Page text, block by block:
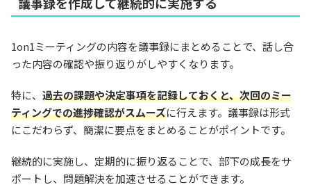
1on1ミーティングの内容を議事録にまとめることで、話し合
った内容の確認や振り返りがしやすくなります。
特に、 過去の課題や決定事項を記録しておくと、次回のミー
ティングでの進捗確認がスムーズに行えます。議事録は形式
にこだわらず、簡潔に要点をまとめることがポイントです。
継続的に実施し、定期的に振り返ることで、部下の成長をサ
ポートし、問題解決を加速させることができます。